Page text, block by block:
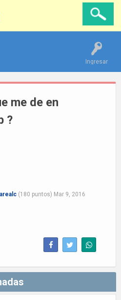
Ingresar
me de en
?
(180 puntos) Mar 9, 2016